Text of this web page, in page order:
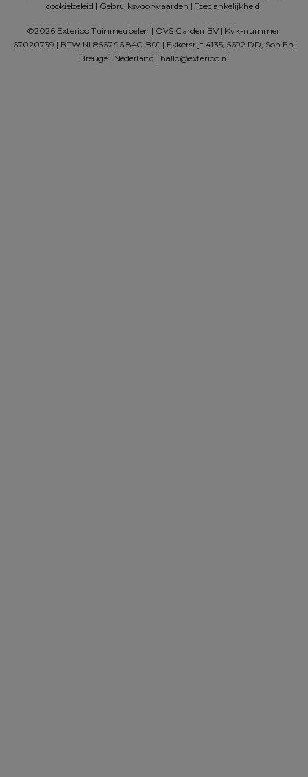
cookiebeleid | Gebruiksvoorwaarden | Toegankelijkheid
©2026 Exterioo Tuinmeubelen | OVS Garden BV | Kvk-nummer
67020739 | BTW NL8567.96.840.B01 | Ekkersrijt 4135, 5692 DD, Son En
Breugel, Nederland | hallo@exterioo.nl